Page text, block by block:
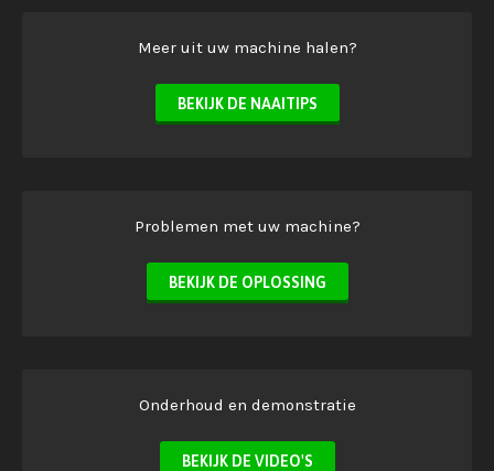
Meer uit uw machine halen?
BEKIJK DE NAAITIPS
Problemen met uw machine?
BEKIJK DE OPLOSSING
Onderhoud en demonstratie
BEKIJK DE VIDEO'S